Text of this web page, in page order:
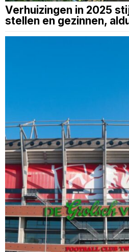
Verhuizingen in 2025
stellen en gezinnen,